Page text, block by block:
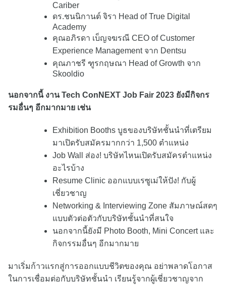
Cariber
ดร.ชนนิกานต์ จิรา Head of True Digital
Academy
คุณอภิรดา เบ็ญจฆรณี CEO of Customer
Experience Management จาก Dentsu
คุณภาชรี ฑูรกฤษณา Head of Growth จาก
Skooldio
นอกจากนี้ งาน Tech ConNEXT Job Fair 2023 ยังมีกิจกร
รมอื่นๆ อีกมากมาย เช่น
Exhibition Booths บูธของบริษัทชั้นนำที่เตรียม
มาเปิดรับสมัครมากกว่า 1,500 ตำแหน่ง
Job Wall ส่อง! บริษัทไหนเปิดรับสมัครตำแหน่ง
อะไรบ้าง
Resume Clinic ออกแบบเรซูเม่ให้ปัง! กับผู้
เชี่ยวชาญ
Networking & Interviewing Zone สัมภาษณ์สดๆ
แบบตัวต่อตัวกับบริษัทชั้นนำที่สนใจ
นอกจากนี้ยังมี Photo Booth, Mini Concert และ
กิจกรรมอื่นๆ อีกมากมาย
มาเริ่มก้าวแรกสู่การออกแบบชีวิตของคุณ อย่าพลาดโอกาส
ในการเชื่อมต่อกับบริษัทชั้นนำ เรียนรู้จากผู้เชี่ยวชาญจาก